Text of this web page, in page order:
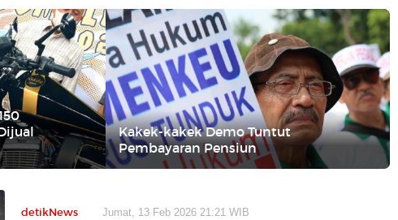
Kakek-kakek Demo Tuntut
Pembayaran Pensiun
detikNews Jumat, 13 Feb 2026 21:21 WIB